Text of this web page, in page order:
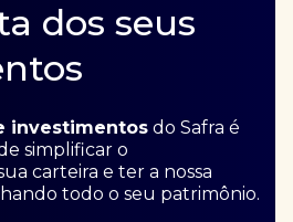
dos seus
investimentos do Safra é
simplificar o
carteira e ter a nossa
todo o seu patrimônio.